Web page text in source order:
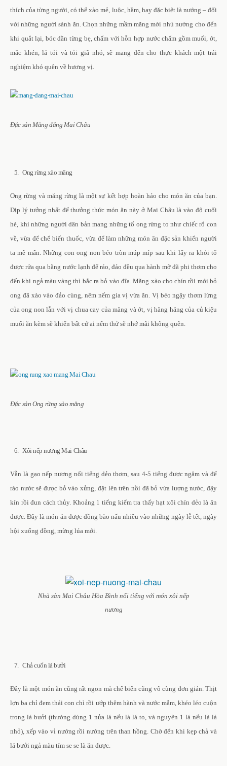
thích của từng người, có thể xào mẻ, luộc, hầm, hay đặc biệt là nướng – đối
với những người sành ăn. Chọn những mầm măng mới nhú nướng cho đến
khi quắt lại, bóc dần từng bẹ, chấm với hỗn hợp nước chấm gồm muối, ớt,
mắc khén, lá tỏi và tỏi giã nhỏ, sẽ mang đến cho thực khách một trải
nghiệm khó quên về hương vị.
Đặc sản Măng đắng Mai Châu
5. Ong rừng xào măng
Ong rừng và măng rừng là một sự kết hợp hoàn hảo cho món ăn của bạn.
Dịp lý tưởng nhất để thưởng thức món ăn này ở Mai Châu là vào độ cuối
hè, khi những người dân bản mang những tổ ong rừng to như chiếc rổ con
về, vừa để chế biến thuốc, vừa để làm những món ăn đặc sản khiến người
ta mê mẩn. Những con ong non béo tròn múp míp sau khi lấy ra khỏi tổ
được rửa qua bằng nước lạnh để ráo, đảo đều qua hành mỡ đã phi thơm cho
đến khi ngả màu vàng thì bắc ra bỏ vào đĩa. Măng xào cho chín rồi mới bỏ
ong đã xào vào đảo cùng, nêm nếm gia vị vừa ăn. Vị béo ngậy thơm lừng
của ong non lẫn với vị chua cay của măng và ớt, vị hăng hăng của củ kiệu
muối ăn kèm sẽ khiến bất cứ ai nếm thử sẽ nhớ mãi không quên.
Đặc sản Ong rừng xào măng
6. Xôi nếp nương Mai Châu
Vẫn là gạo nếp nương nổi tiếng dẻo thơm, sau 4-5 tiếng được ngâm và để
ráo nước sẽ được bỏ vào xửng, đặt lên trên nồi đã bỏ vừa lượng nước, đậy
kín rồi đun cách thủy. Khoảng 1 tiếng kiểm tra thấy hạt xôi chín dẻo là ăn
được. Đây là món ăn được đồng bào nấu nhiều vào những ngày lễ tết, ngày
hội xuống đồng, mừng lúa mới.
Nhà sàn Mai Châu Hòa Bình nổi tiếng với món xôi nếp
nương
7. Chả cuốn lá bưởi
Đây là một món ăn cũng rất ngon mà chế biến cũng vô cùng đơn giản. Thịt
lợn ba chỉ đem thái con chì rồi ướp thêm hành và nước mắm, khéo léo cuộn
trong lá bưởi (thường dùng 1 nửa lá nếu là lá to, và nguyên 1 lá nếu là lá
nhỏ), xếp vào vỉ nướng rồi nướng trên than hồng. Chờ đến khi kẹp chả và
lá bưởi ngả màu tím se se là ăn được.